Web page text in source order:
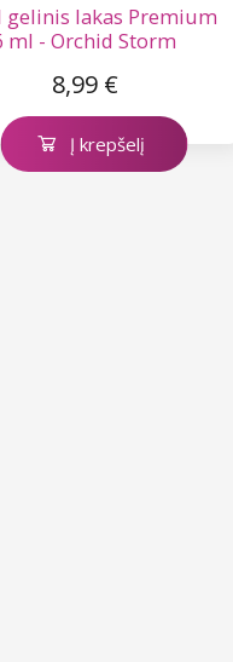
gelinis lakas Premium
ml - Orchid Storm
8,99 €
Į krepšelį